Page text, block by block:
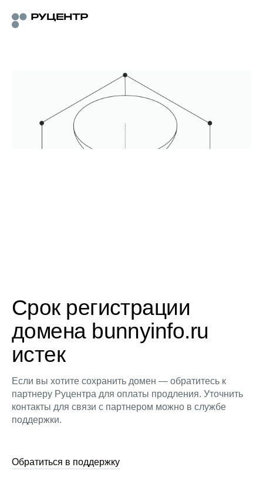
Срок регистрации
домена bunnyinfo.ru
истек
Если вы хотите сохранить домен — обратитесь к
партнеру Руцентра для оплаты продления. Уточнить
контакты для связи с партнером можно в службе
поддержки.
Обратиться в поддержку